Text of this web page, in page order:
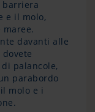
barriera
e il molo,
davanti alle
palancole,
parabordo
molo e i